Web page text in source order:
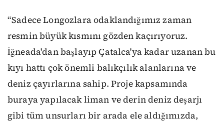
“Sadece Longozlara odaklandığımız zaman
resmin büyük kısmını gözden kaçırıyoruz.
İğneada'dan başlayıp Çatalca'ya kadar uzanan bu
kıyı hattı çok önemli balıkçılık alanlarına ve
deniz çayırlarına sahip. Proje kapsamında
buraya yapılacak liman ve derin deniz deşarjı
gibi tüm unsurları bir arada ele aldığımızda,